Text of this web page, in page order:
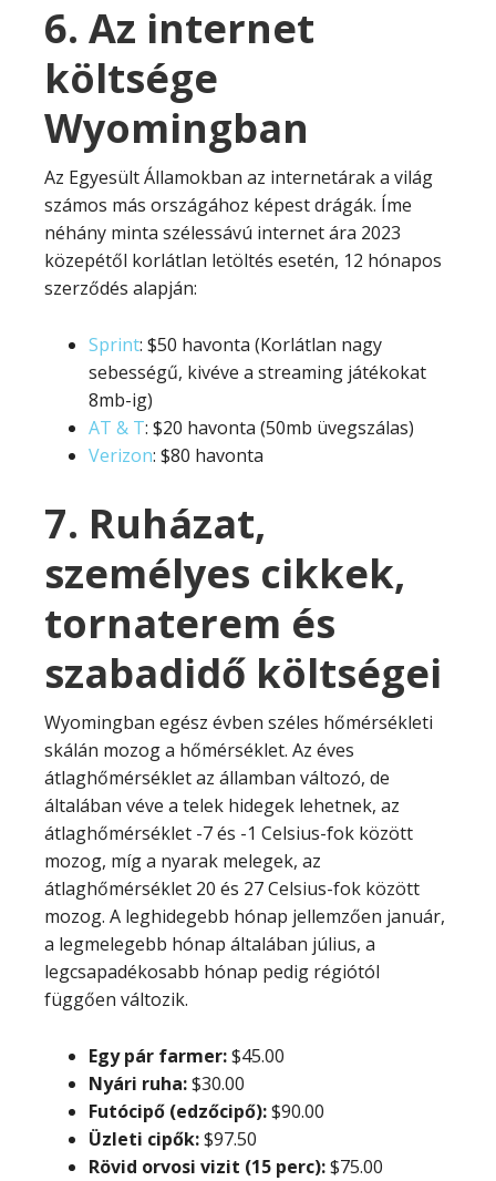
6. Az internet
költsége
Wyomingban
Az Egyesült Államokban az internetárak a világ
számos más országához képest drágák. Íme
néhány minta szélessávú internet ára 2023
közepétől korlátlan letöltés esetén, 12 hónapos
szerződés alapján:
Sprint: $50 havonta (Korlátlan nagy
sebességű, kivéve a streaming játékokat
8mb-ig)
AT & T: $20 havonta (50mb üvegszálas)
Verizon: $80 havonta
7. Ruházat,
személyes cikkek,
tornaterem és
szabadidő költségei
Wyomingban egész évben széles hőmérsékleti
skálán mozog a hőmérséklet. Az éves
átlaghőmérséklet az államban változó, de
általában véve a telek hidegek lehetnek, az
átlaghőmérséklet -7 és -1 Celsius-fok között
mozog, míg a nyarak melegek, az
átlaghőmérséklet 20 és 27 Celsius-fok között
mozog. A leghidegebb hónap jellemzően január,
a legmelegebb hónap általában július, a
legcsapadékosabb hónap pedig régiótól
függően változik.
Egy pár farmer:$45.00
Nyári ruha:$30.00
Futócipő (edzőcipő):$90.00
Üzleti cipők:$97.50
Rövid orvosi vizit (15 perc):$75.00